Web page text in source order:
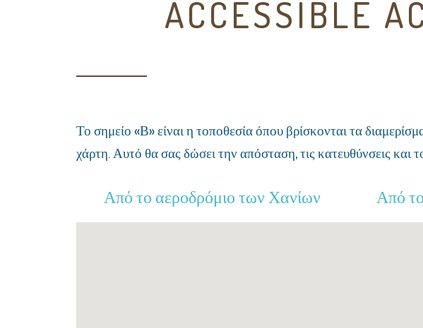
ACCESSIBLE
Το σημείο «Β» είναι η τοποθεσία όπου βρίσκονται τα
χάρτη. Αυτό θα σας δώσει την απόσταση, τις κατευθύνσεις
Από το αεροδρόμιο των Χανίων Από